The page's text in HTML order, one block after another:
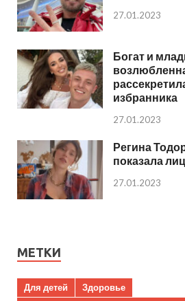
27.01.2023
Богат и
избранника
27.01.2023
Регина
показала
27.01.2023
МЕТКИ
Для детей
Здоровье